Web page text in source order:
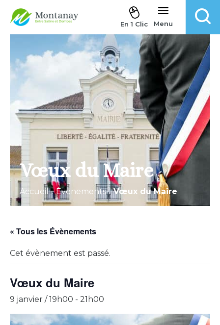
Aller au contenu
En 1 Clic Menu
Vœux du Maire
Accueil . Évènements . Vœux du Maire
« Tous les Évènements
Cet évènement est passé.
Vœux du Maire
9 janvier / 19h00 - 21h00